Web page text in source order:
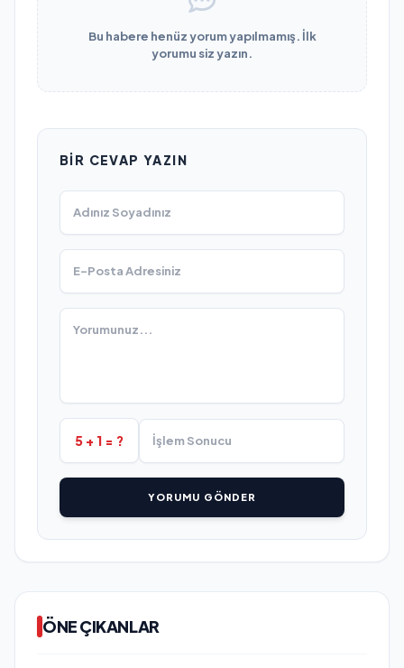
Bu habere henüz yorum yapılmamış. İlk
yorumu siz yazın.
BIR CEVAP YAZIN
5 + 1 = ?
YORUMU GÖNDER
ÖNE ÇIKANLAR